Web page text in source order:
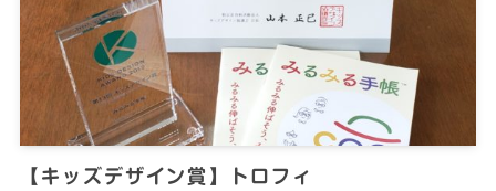
【キッズデザイン賞】トロフィ